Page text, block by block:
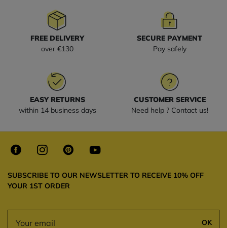
FREE DELIVERY
over €130
SECURE PAYMENT
Pay safely
EASY RETURNS
within 14 business days
CUSTOMER SERVICE
Need help ? Contact us!
SUBSCRIBE TO OUR NEWSLETTER TO RECEIVE 10% OFF
YOUR 1ST ORDER
OK